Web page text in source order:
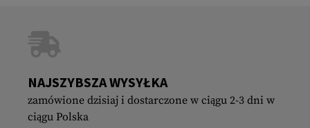
NAJSZYBSZA WYSYŁKA
zamówione dzisiaj i dostarczone w ciągu 2-3 dni w
ciągu Polska